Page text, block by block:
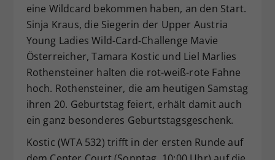
eine Wildcard bekommen haben, an den Start.
Sinja Kraus, die Siegerin der Upper Austria
Young Ladies Wild-Card-Challenge Mavie
Österreicher, Tamara Kostic und Liel Marlies
Rothensteiner halten die rot-weiß-rote Fahne
hoch. Rothensteiner, die am heutigen Samstag
ihren 20. Geburtstag feiert, erhält damit auch
ein ganz besonderes Geburtstagsgeschenk.
Kostic (WTA 532) trifft in der ersten Runde auf